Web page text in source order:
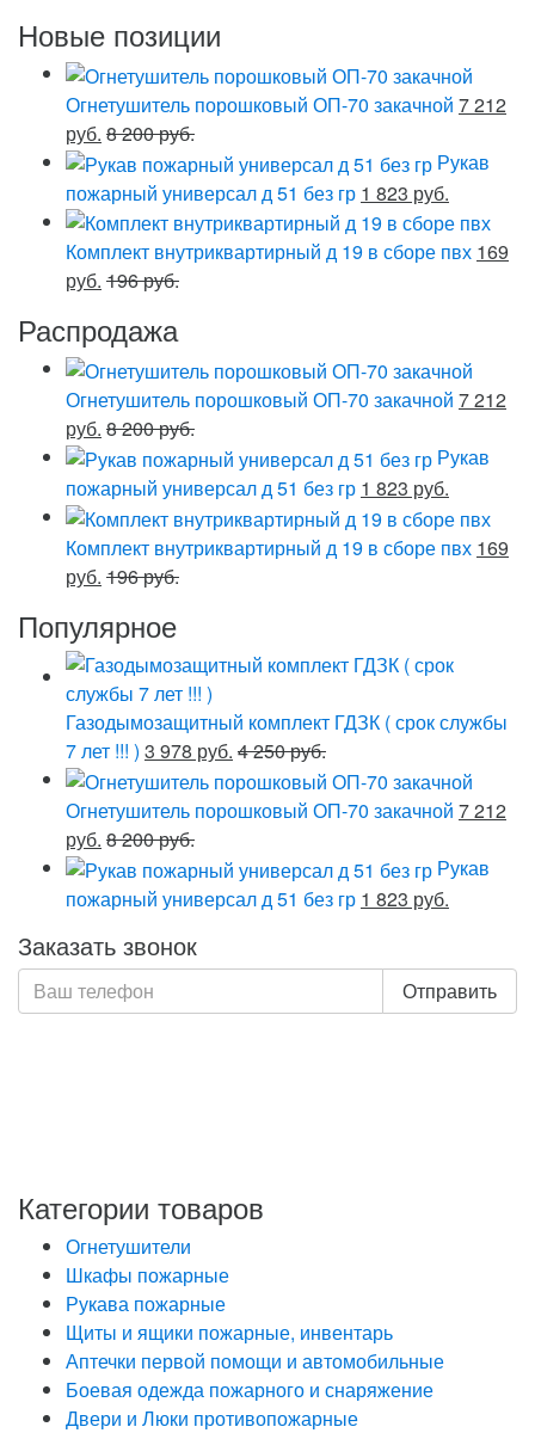
Новые позиции
Огнетушитель порошковый ОП-70 закачной 7 212
руб. 8 200 руб.
Рукав
пожарный универсал д 51 без гр 1 823 руб.
Комплект внутриквартирный д 19 в сборе пвх 169
руб. 196 руб.
Распродажа
Огнетушитель порошковый ОП-70 закачной 7 212
руб. 8 200 руб.
Рукав
пожарный универсал д 51 без гр 1 823 руб.
Комплект внутриквартирный д 19 в сборе пвх 169
руб. 196 руб.
Популярное
Газодымозащитный комплект ГДЗК ( срок службы
7 лет !!! ) 3 978 руб. 4 250 руб.
Огнетушитель порошковый ОП-70 закачной 7 212
руб. 8 200 руб.
Рукав
пожарный универсал д 51 без гр 1 823 руб.
Заказать звонок
Отправить
Категории товаров
Огнетушители
Шкафы пожарные
Рукава пожарные
Щиты и ящики пожарные, инвентарь
Аптечки первой помощи и автомобильные
Боевая одежда пожарного и снаряжение
Двери и Люки противопожарные